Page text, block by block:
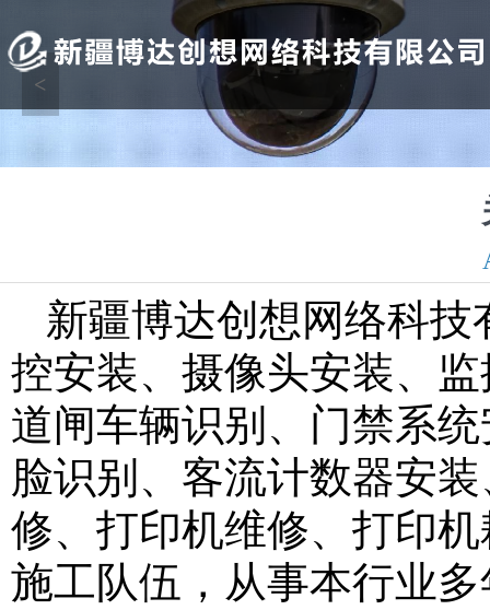
<
新疆博达创想网络科
控安装、摄像头安装、
道闸车辆识别、门禁系
脸识别、客流计数器安
修、打印机维修、打印
施工队伍，从事本行业